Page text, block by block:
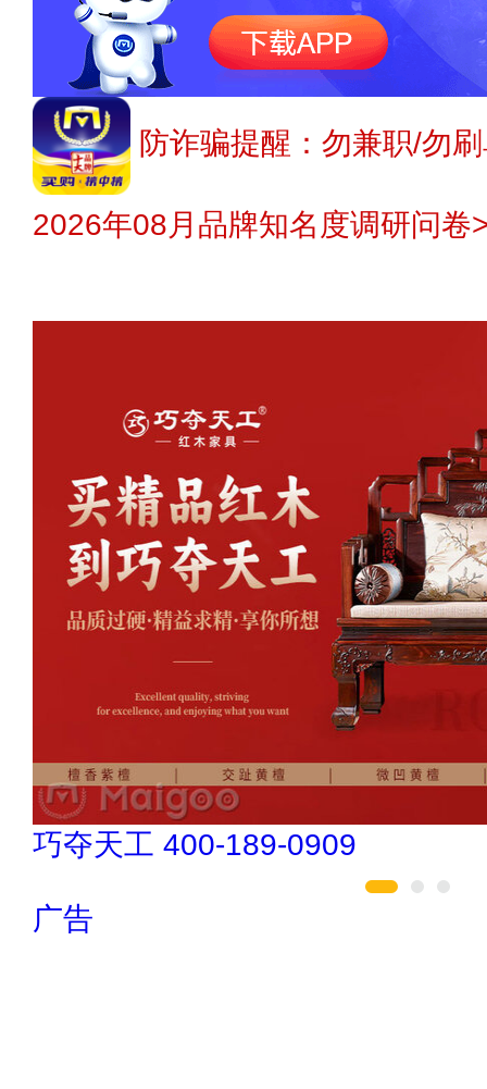
防诈骗提醒：勿兼职/勿
2026年08月品牌知名度调研问卷
肯帝亚KENTIER 4006-026-011
广告